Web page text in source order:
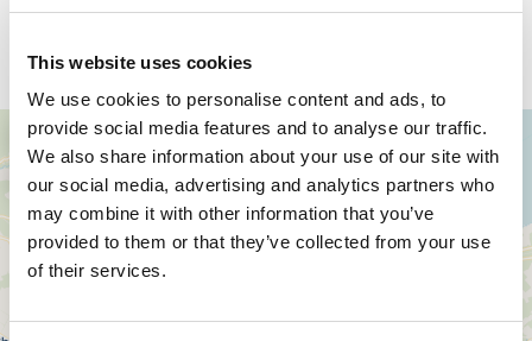
This website uses cookies
We use cookies to personalise content and ads, to
provide social media features and to analyse our traffic.
We also share information about your use of our site with
our social media, advertising and analytics partners who
may combine it with other information that you’ve
provided to them or that they’ve collected from your use
of their services.
Zugang
+
−